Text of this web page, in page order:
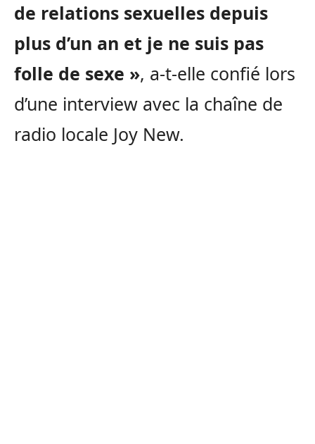
de relations sexuelles depuis
plus d’un an et je ne suis pas
folle de sexe », a-t-elle confié lors
d’une interview avec la chaîne de
radio locale Joy New.